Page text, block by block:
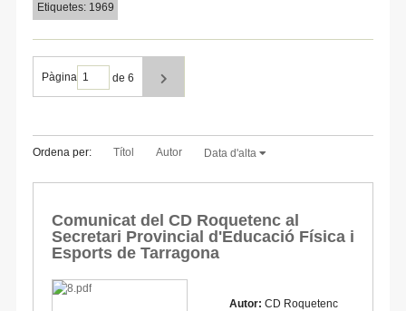
Etiquetes: 1969
Pàgina de 6
Ordena per: Títol Autor Data d'alta
Comunicat del CD Roquetenc al
Secretari Provincial d'Educació Física i
Esports de Tarragona
Autor: CD Roquetenc